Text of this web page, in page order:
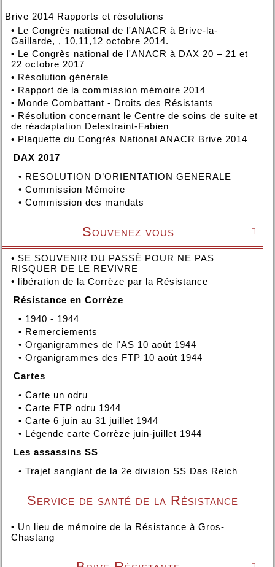
Brive 2014 Rapports et résolutions
• Le Congrès national de l'ANACR à Brive-la-
Gaillarde, , 10,11,12 octobre 2014.
• Le Congrès national de l'ANACR à DAX 20 – 21 et
22 octobre 2017
• Résolution générale
• Rapport de la commission mémoire 2014
• Monde Combattant - Droits des Résistants
• Résolution concernant le Centre de soins de suite et
de réadaptation Delestraint-Fabien
• Plaquette du Congrès National ANACR Brive 2014
DAX 2017
• RESOLUTION D’ORIENTATION GENERALE
• Commission Mémoire
• Commission des mandats

Souvenez vous
• SE SOUVENIR DU PASSÉ POUR NE PAS
RISQUER DE LE REVIVRE
• libération de la Corrèze par la Résistance
Résistance en Corrèze
• 1940 - 1944
• Remerciements
• Organigrammes de l'AS 10 août 1944
• Organigrammes des FTP 10 août 1944
Cartes
• Carte un odru
• Carte FTP odru 1944
• Carte 6 juin au 31 juillet 1944
• Légende carte Corrèze juin-juillet 1944
Les assassins SS
• Trajet sanglant de la 2e division SS Das Reich
Service de santé de la Résistance
• Un lieu de mémoire de la Résistance à Gros-
Chastang